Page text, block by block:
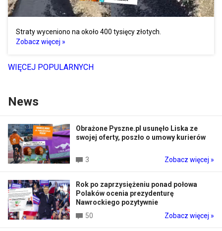
Straty wyceniono na około 400 tysięcy złotych.
Zobacz więcej »
WIĘCEJ POPULARNYCH
News
Obrażone Pyszne.pl usunęło Liska ze
swojej oferty, poszło o umowy kurierów
3 Zobacz więcej »
Rok po zaprzysiężeniu ponad połowa
Polaków ocenia prezydenturę
Nawrockiego pozytywnie
50
Zobacz więcej »